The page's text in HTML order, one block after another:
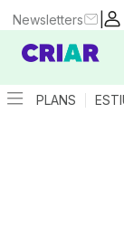
|
Newsletters
PLANS